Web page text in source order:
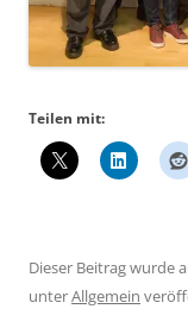
Teilen mit:
Dieser Beitrag wurde
unterAllgemein